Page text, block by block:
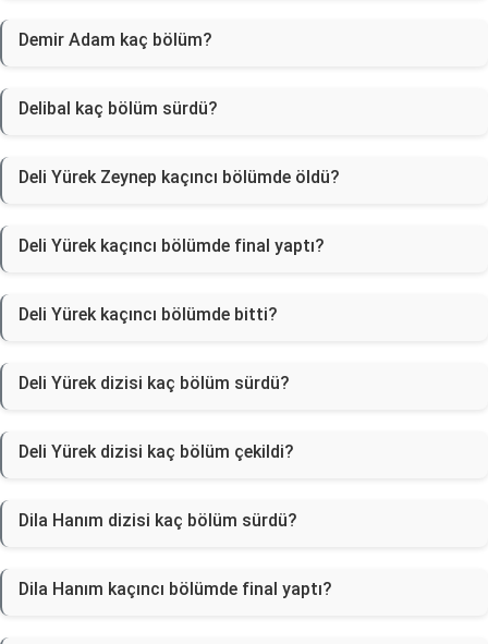
Demir Adam kaç bölüm?
Delibal kaç bölüm sürdü?
Deli Yürek Zeynep kaçıncı bölümde öldü?
Deli Yürek kaçıncı bölümde final yaptı?
Deli Yürek kaçıncı bölümde bitti?
Deli Yürek dizisi kaç bölüm sürdü?
Deli Yürek dizisi kaç bölüm çekildi?
Dila Hanım dizisi kaç bölüm sürdü?
Dila Hanım kaçıncı bölümde final yaptı?